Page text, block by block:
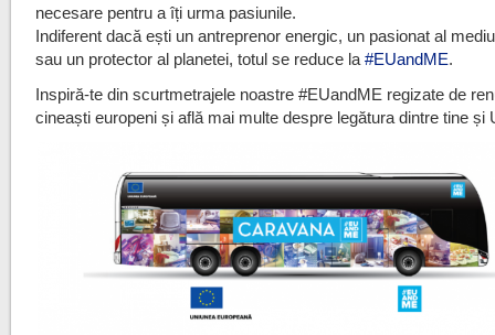
necesare pentru a îți urma pasiunile.
Indiferent dacă ești un antreprenor energic, un pasionat al
sau un protector al planetei, totul se reduce la#EUandME.
Inspiră-te din scurtmetrajele noastre #EUandME regizate de
cineaști europeni și află mai multe despre legătura dintre tine și